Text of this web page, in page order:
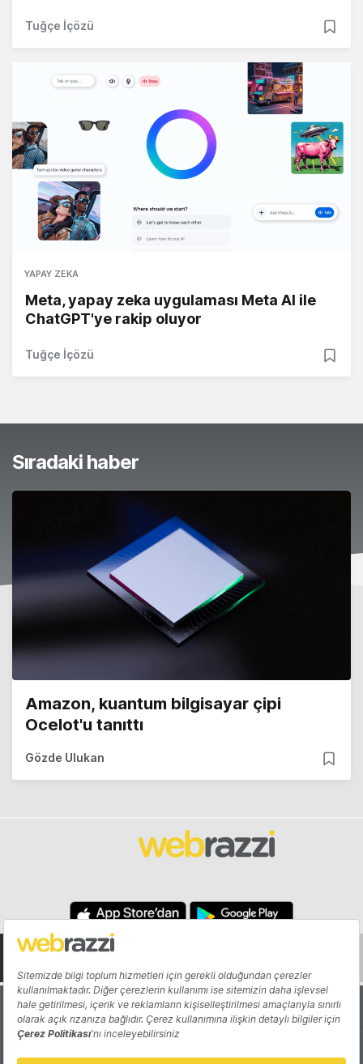
Tuğçe İçözü
YAPAY ZEKA
Meta, yapay zeka uygulaması Meta AI ile
ChatGPT'ye rakip oluyor
Tuğçe İçözü
Sıradaki haber
Amazon, kuantum bilgisayar çipi
Ocelot'u tanıttı
Gözde Ulukan
Hakkında Yazarlar
Katkıda Bulun Reklam